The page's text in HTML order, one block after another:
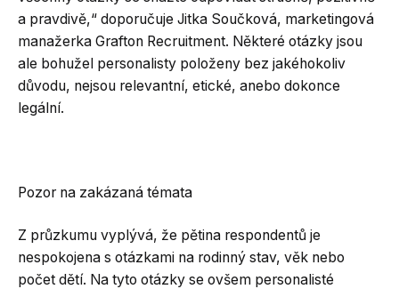
a pravdivě,“ doporučuje Jitka Součková, marketingová
manažerka Grafton Recruitment. Některé otázky jsou
ale bohužel personalisty položeny bez jakéhokoliv
důvodu, nejsou relevantní, etické, anebo dokonce
legální.
Pozor na zakázaná témata
Z průzkumu vyplývá, že pětina respondentů je
nespokojena s otázkami na rodinný stav, věk nebo
počet dětí. Na tyto otázky se ovšem personalisté